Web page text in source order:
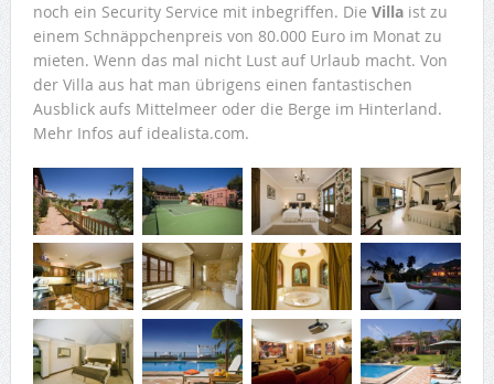
noch ein Security Service mit inbegriffen. Die Villaist zu
einem Schnäppchenpreis von 80.000 Euro im Monat zu
mieten. Wenn das mal nicht Lust auf Urlaub macht. Von
der Villa aus hat man übrigens einen fantastischen
Ausblick aufs Mittelmeer oder die Berge im Hinterland.
Mehr Infos auf idealista.com.